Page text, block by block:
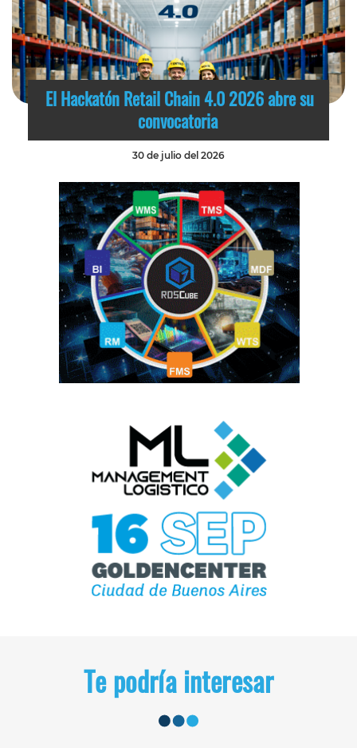
El Hackatón Retail Chain 4.0 2026 abre su
convocatoria
30 de julio del 2026
Te podría interesar